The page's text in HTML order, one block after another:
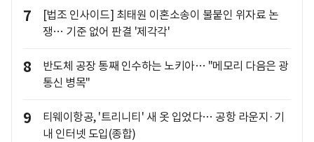
7
[법조 인사이드] 최태원 이혼소송이 불붙인 위자료 논
쟁… 기준 없어 판결 '제각각'
8
반도체 공장 통째 인수하는 노키아… "메모리 다음은 광
통신 병목"
9
티웨이항공, '트리니티' 새 옷 입었다… 공항 라운지·기
내 인터넷 도입(종합)